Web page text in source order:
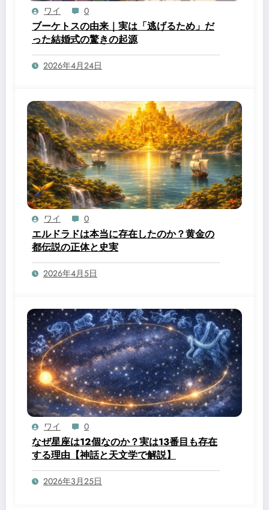
ワイ 0
ブーケトスの由来｜実は「逃げるため」だ
った結婚式の驚きの起源
2026年4月24日
ワイ 0
エルドラドは本当に存在したのか？黄金の
都伝説の正体と史実
2026年4月5日
ワイ 0
なぜ星座は12個なのか？実は13番目も存在
する理由【神話と天文学で解説】
2026年3月25日